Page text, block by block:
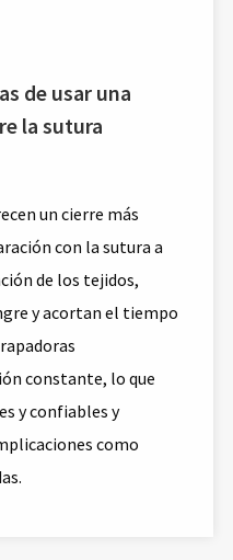
de usar una
la sutura
un cierre más
con la sutura a
de los tejidos,
y acortan el tiempo
constante, lo que
y confiables y
como